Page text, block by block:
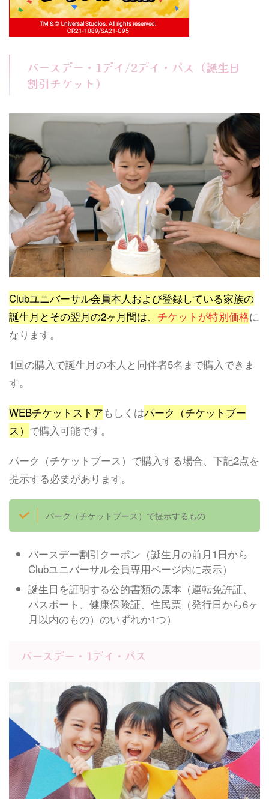
バースデー・1デイ/2デイ・パス（誕生日
割引チケット）
Clubユニバーサル会員本人および登録している家族の
誕生月とその翌月の2ヶ月間は、 チケットが特別価格に
なります。
1回の購入で誕生月の本人と同伴者5名まで購入できま
す。
WEBチケットストアもしくはパーク（チケットブー
ス） で購入可能です。
パーク（チケットブース）で購入する場合、下記2点を
提示する必要があります。
パーク（チケットブース）で提示するもの
バースデー割引クーポン（誕生月の前月1日から
Clubユニバーサル会員専用ページ内に表示）
誕生日を証明する公的書類の原本（運転免許証、
パスポート、健康保険証、住民票（発行日から6ヶ
月以内のもの）のいずれか1つ）
バースデー・1デイ・パス